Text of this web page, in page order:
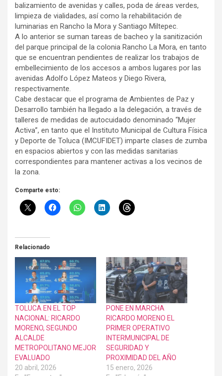
balizamiento de avenidas y calles, poda de áreas verdes,
limpieza de vialidades, así como la rehabilitación de
luminarias en Rancho la Mora y Santiago Miltepec.
A lo anterior se suman tareas de bacheo y la sanitización
del parque principal de la colonia Rancho La Mora, en tanto
que se encuentran pendientes de realizar los trabajos de
embellecimiento de los accesos a ambos lugares por las
avenidas Adolfo López Mateos y Diego Rivera,
respectivamente.
Cabe destacar que el programa de Ambientes de Paz y
Desarrollo también ha llegado a la delegación, a través de
talleres de medidas de autocuidado denominado “Mujer
Activa”, en tanto que el Instituto Municipal de Cultura Física
y Deporte de Toluca (IMCUFIDET) imparte clases de zumba
en espacios abiertos y con las medidas sanitarias
correspondientes para mantener activas a los vecinos de
la zona.
Comparte esto:
Relacionado
TOLUCA EN EL TOP
NACIONAL: RICARDO
MORENO, SEGUNDO
ALCALDE
METROPOLITANO MEJOR
EVALUADO
20 abril, 2026
PONE EN MARCHA
RICARDO MORENO EL
PRIMER OPERATIVO
INTERMUNICIPAL DE
SEGURIDAD Y
PROXIMIDAD DEL AÑO
15 enero, 2026